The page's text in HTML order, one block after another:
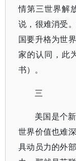
情第三世界解
说，很难消受
国要升格为世
家的认同，此
书）。
三
美国是个
世界价值也难
具动员力的外